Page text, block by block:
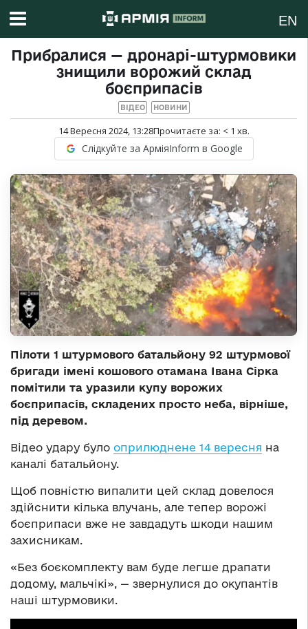
EN
Прибралися — дронарі-штурмовики
знищили ворожий склад
боєприпасів
ВІДЕО НОВИНИ
14 Вересня 2024, 13:28Прочитаєте за: < 1 хв.
Слідкуйте за АрміяInform в Google
Пілоти 1 штурмового батальйону 92 штурмової
бригади імені кошового отамана Івана Сірка
помітили та уразили купу ворожих
боєприпасів, складених просто неба, вірніше,
під деревом.
Відео удару було оприлюднене 14 вересня на
каналі батальйону.
Щоб повністю випалити цей склад довелося
здійснити кілька влучань, але тепер ворожі
боєприпаси вже не завдадуть шкоди нашим
захисникам.
«Без боєкомплекту вам буде легше драпати
додому, мальчікі», — звернулися до окупантів
наші штурмовики.